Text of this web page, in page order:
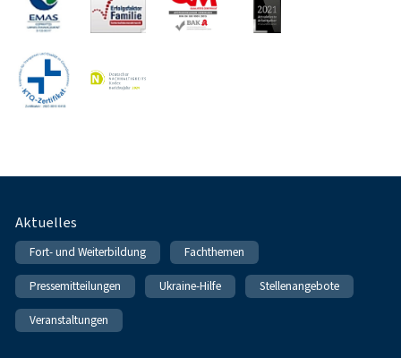
Fußnavigation
Aktuelles
Fort- und Weiterbildung Fachthemen
Pressemitteilungen Ukraine-Hilfe Stellenangebote
Veranstaltungen